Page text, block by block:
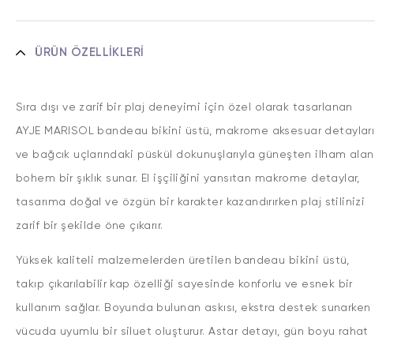
ÜRÜN ÖZELLIKLERI
Sıra dışı ve zarif bir plaj deneyimi için özel olarak tasarlanan
AYJE MARISOL bandeau bikini üstü, makrome aksesuar detayları
ve bağcık uçlarındaki püskül dokunuşlarıyla güneşten ilham alan
bohem bir şıklık sunar. El işçiliğini yansıtan makrome detaylar,
tasarıma doğal ve özgün bir karakter kazandırırken plaj stilinizi
zarif bir şekilde öne çıkarır.
Yüksek kaliteli malzemelerden üretilen bandeau bikini üstü,
takıp çıkarılabilir kap özelliği sayesinde konforlu ve esnek bir
kullanım sağlar. Boyunda bulunan askısı, ekstra destek sunarken
vücuda uyumlu bir siluet oluşturur. Astar detayı, gün boyu rahat